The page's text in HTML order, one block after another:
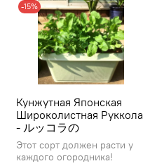
-15%
Кунжутная Японская
Широколистная Руккола
- ルッコラの
Этот сорт должен расти у
каждого огородника!